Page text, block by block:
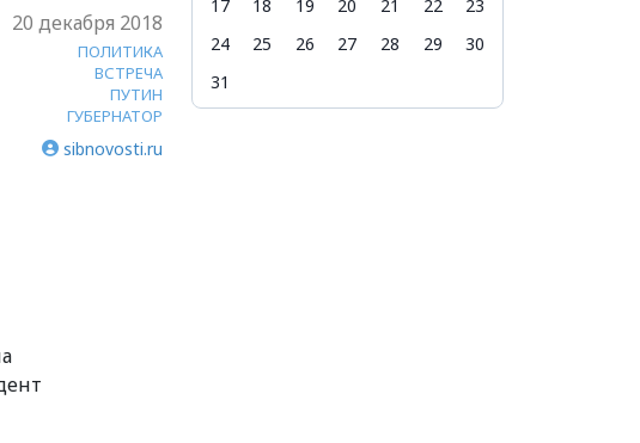
20 декабря 2018
ПОЛИТИКА
ВСТРЕЧА
ПУТИН
ГУБЕРНАТОР
sibnovosti.ru
17
18 19 20 21 22
23
24
25 26 27 28 29
30
31